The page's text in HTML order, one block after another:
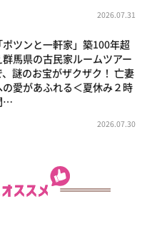
2026.07.31
「ポツンと一軒家」築100年超
群馬県の古民家ルームツアー
、謎のお宝がザクザク！ 亡妻
の愛があふれる＜夏休み２時
…
2026.07.30